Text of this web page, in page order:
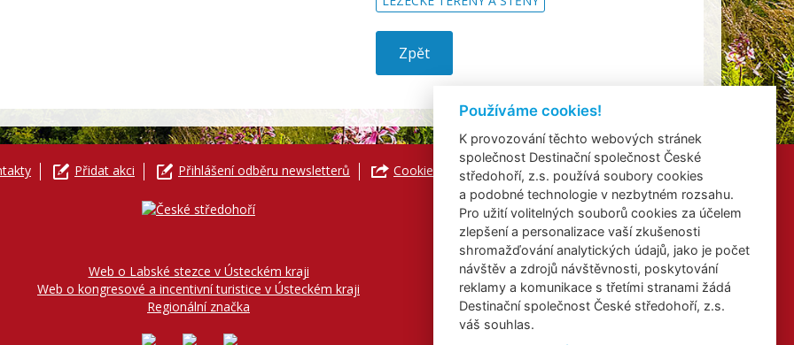
Zpět
Přidat akci Přihlášení odběru newsletterů Cookies
Web o Labské stezce v Ústeckém kraji
Web o kongresové a incentivní turistice v Ústeckém kraji
Regionální značka
Používáme cookies!
K provozování těchto webových stránek
společnost Destinační společnost České
středohoří, z.s. používá soubory cookies
a podobné technologie v nezbytném rozsahu.
Pro užití volitelných souborů cookies za účelem
zlepšení a personalizace vaší zkušenosti
shromažďování analytických údajů, jako je počet
návštěv a zdrojů návštěvnosti, poskytování
reklamy a komunikace s třetími stranami žádá
Destinační společnost České středohoří, z.s.
váš souhlas.